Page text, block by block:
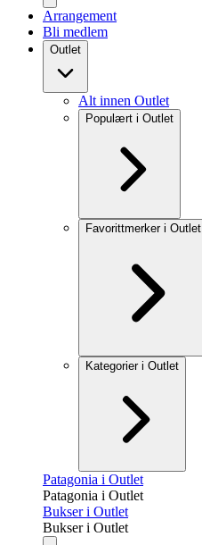
Arrangement
Bli medlem
Outlet
Alt innen Outlet
Populært i Outlet
Favorittmerker i Outlet
Kategorier i Outlet
Patagonia i Outlet
Patagonia i Outlet
Bukser i Outlet
Bukser i Outlet